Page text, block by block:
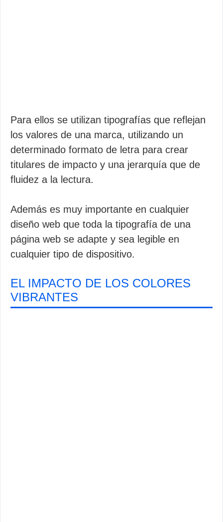
Para ellos se utilizan tipografías que reflejan
los valores de una marca, utilizando un
determinado formato de letra para crear
titulares de impacto y una jerarquía que de
fluidez a la lectura.
Además es muy importante en cualquier
diseño web que toda la tipografía de una
página web se adapte y sea legible en
cualquier tipo de dispositivo.
EL IMPACTO DE LOS COLORES
VIBRANTES